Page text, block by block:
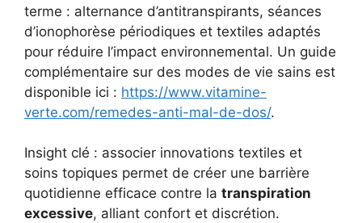
terme : alternance d’antitranspirants, séances
d’ionophorèse périodiques et textiles adaptés
pour réduire l’impact environnemental. Un guide
complémentaire sur des modes de vie sains est
disponible ici : https://www.vitamine-
verte.com/remedes-anti-mal-de-dos/.
Insight clé : associer innovations textiles et
soins topiques permet de créer une barrière
quotidienne efficace contre la transpiration
excessive, alliant confort et discrétion.